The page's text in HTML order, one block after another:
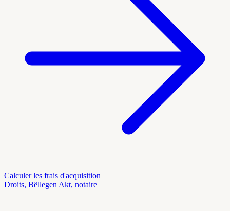
Calculer les frais d'acquisition
Droits, Bëllegen Akt, notaire